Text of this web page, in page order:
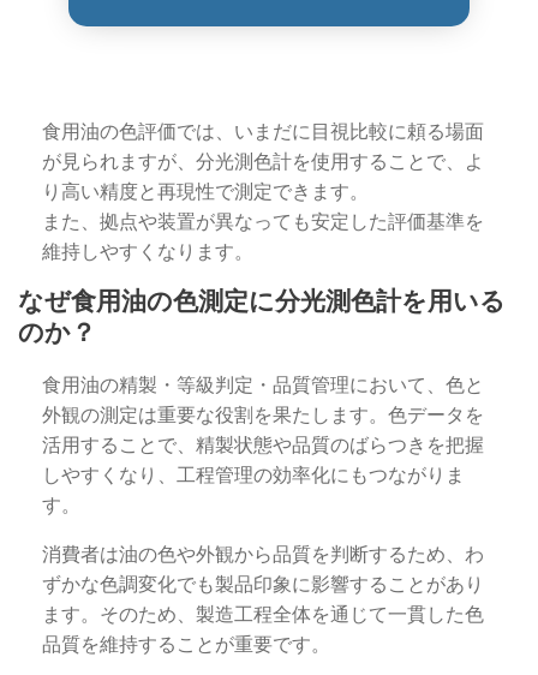
食用油の色評価では、いまだに目視比較に頼る場面
が見られますが、分光測色計を使用することで、よ
り高い精度と再現性で測定できます。
また、拠点や装置が異なっても安定した評価基準を
維持しやすくなります。
なぜ食用油の色測定に分光測色計を用いる
のか？
食用油の精製・等級判定・品質管理において、色と
外観の測定は重要な役割を果たします。色データを
活用することで、精製状態や品質のばらつきを把握
しやすくなり、工程管理の効率化にもつながりま
す。
消費者は油の色や外観から品質を判断するため、わ
ずかな色調変化でも製品印象に影響することがあり
ます。そのため、製造工程全体を通じて一貫した色
品質を維持することが重要です。